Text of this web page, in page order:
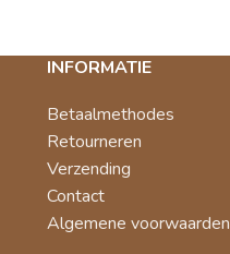
INFORMATIE
Betaalmethodes
Retourneren
Verzending
Contact
Algemene voorwaarden